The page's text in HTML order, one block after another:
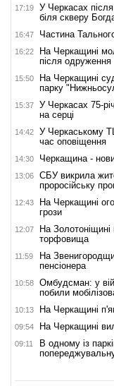
17:19
У Черкасах
біля скверу
16:47 Частина
16:22
На Черкащині
після одруження
15:50
На Черкащині
парку
15:37
У Черкасах 75-
на серці
14:42
У Черкаському
час оповіщення
14:30 Черкащина -
13:06
СБУ викрила
проросійську
12:43
На Черкащині
грози
12:07
На
торфовища
11:59
На
пенсіонера
10:58
Омбудсман: у
побили
10:13 На Черкащині
09:54 На Черкащині
09:11
В одному із